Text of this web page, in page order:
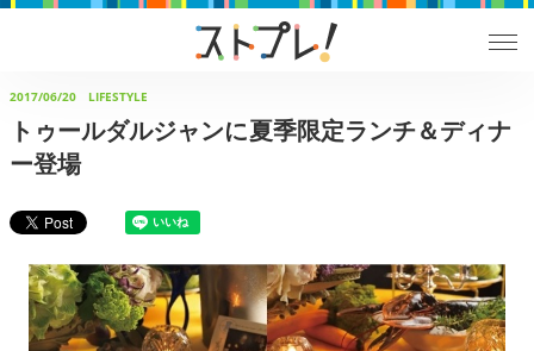
2017/06/20 LIFESTYLE
トゥールダルジャンに夏季限定ランチ＆ディナ
ー登場